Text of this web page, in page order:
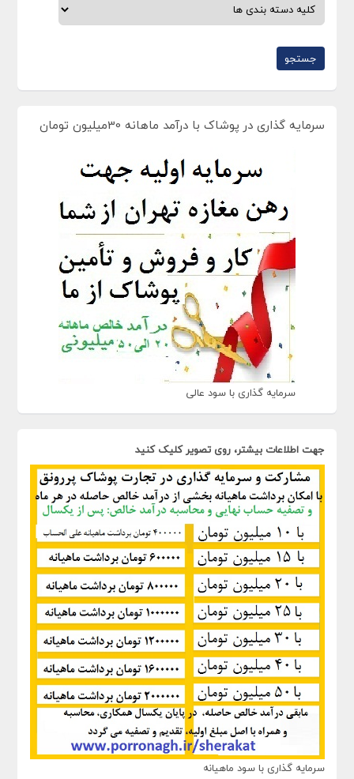
سرمایه گذاری در پوشاک با درآمد ماهانه 30میلیون تومان
سرمایه گذاری با سود عالی
جهت اطلاعات بیشتر، روی تصویر کلیک کنید
سرمایه گذاری با سود ماهیانه